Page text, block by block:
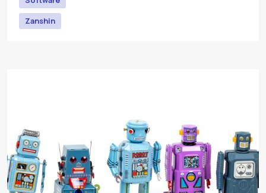
Zanshin